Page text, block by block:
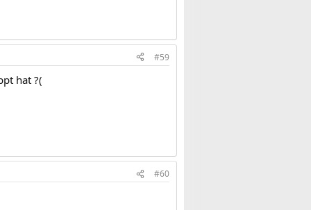
#59
hat ?(
#60